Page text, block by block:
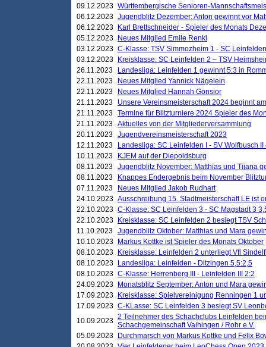
09.12.2023 Württembergische Senioren-
06.12.2023 Jugendblitz Dezember: Anton gewinnt vor
06.12.2023
Karl Brettschneider - Spieler des Monats
05.12.2023
Neues Mitglied Emile Renkl
03.12.2023 C-Klasse: TSV Simmozheim 1 - SC
03.12.2023
Kreisklasse: SC Leinfelden 2 – TSV
26.11.2023
Landesliga: Leinfelden 1 gewinnt 5:3 in
22.11.2023
Neues Mitglied Yannick Nägelein
22.11.2023
Neues Mitglied Hannah Gonsior
21.11.2023
Unsere Vereinsmeisterschaft 2024 beginnt
21.11.2023 Termine für Blitzturniere 2024 Spieler des
21.11.2023 Aktuelles von der Mitgliederversammlung
20.11.2023 Jugendvereinsmeisterschaft 2023
12.11.2023
Landesliga: SC Leinfelden I - SV Wolfbusch II
10.11.2023
KJEM auf der Diepoldsburg
08.11.2023 Jugendblitz November: Matthias und Tijana
08.11.2023
Knappes Endergebnis beim November
07.11.2023
Neues Mitglied Jakob Rudhart
24.10.2023 Ausschreibung 15. Stadtmeisterschaft LE ist
22.10.2023 C-Klasse: SC Leinfelden 3 - SC Magstadt 3
22.10.2023
Kreisklasse: SC Leinfelden 2 besiegt TSV
11.10.2023 Jugendblitz Oktober: Matthias und Mara
10.10.2023
Markus Kottke ist Spieler des Monats Oktober
08.10.2023
Kreisklasse: Leinfelden 2 unterliegt Vfl
08.10.2023
Landesliga: Leinfelden - Ditzingen 5,5:2,5
08.10.2023 C-Klasse: Herrenberg III - Leinfelden III 2:2
24.09.2023
Monatsblitz September: Anton und Mara
17.09.2023
Kreisklasse: Spielvereinigung Renningen 1
17.09.2023 C-KLasse: SC Leinfelden 3 besiegt SV
10.09.2023 2 Teilnehmer des Schachclubs Leinfelden
Schachgemeinschaft Vaihingen / Rohr e.V.
05.09.2023
Durchmarsch von Markus Kottke und Felix